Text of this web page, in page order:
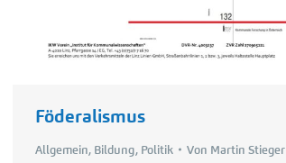
Föderalismus
Allgemein, Bildung, Politik Von Martin Stieger